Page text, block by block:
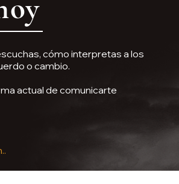
cómo interpretas a los
o cambio.
actual de comunicarte